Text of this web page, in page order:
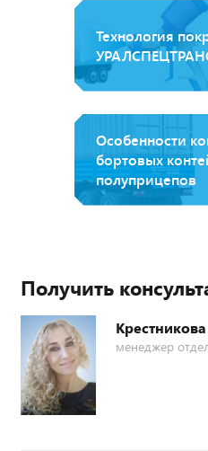
Технология
Особенности
бортовых
полуприцепов
Получить
менеджер